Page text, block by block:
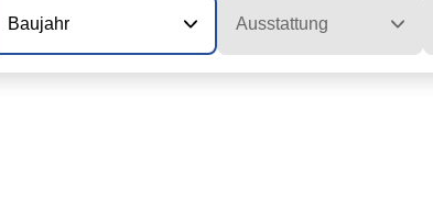
Baujahr Ausstattung